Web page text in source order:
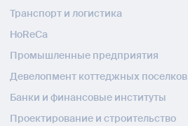
Транспорт и логистика
HoReCa
Промышленные предприятия
Девелопмент коттеджных поселков
Банки и финансовые институты
Проектирование и строительство